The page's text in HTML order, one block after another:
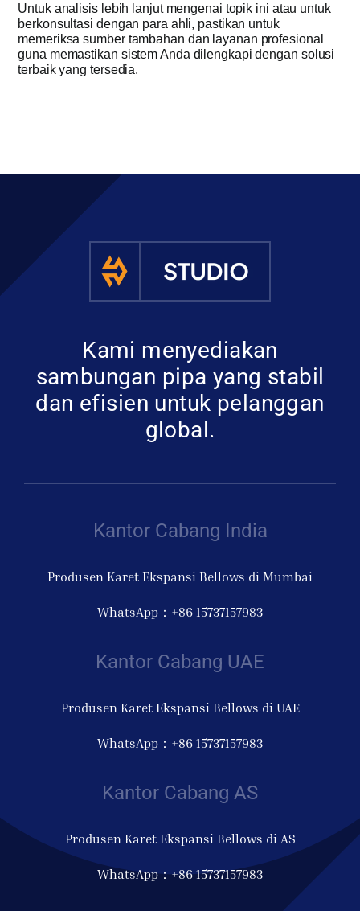
Untuk analisis lebih lanjut mengenai topik ini atau untuk
berkonsultasi dengan para ahli, pastikan untuk
memeriksa sumber tambahan dan layanan profesional
guna memastikan sistem Anda dilengkapi dengan solusi
terbaik yang tersedia.
Kami menyediakan
sambungan pipa yang stabil
dan efisien untuk pelanggan
global.
Kantor Cabang India
Produsen Karet Ekspansi Bellows di Mumbai
WhatsApp：+86 15737157983
Kantor Cabang UAE
Produsen Karet Ekspansi Bellows di UAE
WhatsApp：+86 15737157983
Kantor Cabang AS
Produsen Karet Ekspansi Bellows di AS
WhatsApp：+86 15737157983